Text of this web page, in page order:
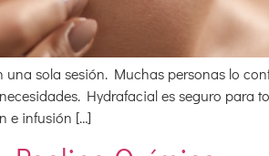
sola sesión. Muchas personas lo
Hydrafacial es seguro para
e infusión […]